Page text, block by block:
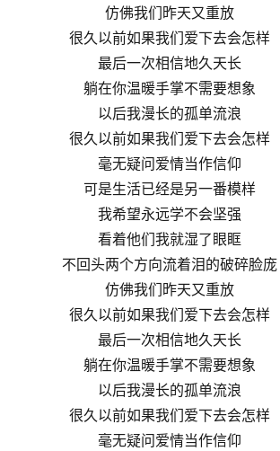
仿佛我们昨天又重放
很久以前如果我们爱下去会怎样
最后一次相信地久天长
躺在你温暖手掌不需要想象
以后我漫长的孤单流浪
很久以前如果我们爱下去会怎样
毫无疑问爱情当作信仰
可是生活已经是另一番模样
我希望永远学不会坚强
看着他们我就湿了眼眶
不回头两个方向流着泪的破碎脸庞
仿佛我们昨天又重放
很久以前如果我们爱下去会怎样
最后一次相信地久天长
躺在你温暖手掌不需要想象
以后我漫长的孤单流浪
很久以前如果我们爱下去会怎样
毫无疑问爱情当作信仰